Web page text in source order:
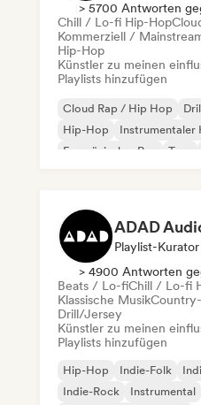
> 5700 Antworten
Chill / Lo-fi Hip-Hop
Kommerziell /
Hip-Hop
Künstler zu meinen
Playlists hinzufügen
Cloud Rap / Hip Hop
Hip-Hop
Instrumentaler
Französischer Rap
Trap
ADAD
Playlist-Kurator
> 4900 Antworten
Beats / Lo-fiChill / Lo-fi
Klassische Musik
Drill/Jersey
Künstler zu meinen
Playlists hinzufügen
Hip-Hop Indie-Folk
Indie-Rock
Instrumental